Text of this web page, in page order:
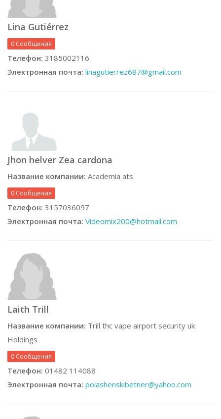
Lina Gutiérrez
0 Сообщения
Телефон: 3185002116
Электронная почта: linagutierrez687@gmail.com
Jhon helver Zea cardona
Название компании: Academia ats
0 Сообщения
Телефон: 3157036097
Электронная почта: Videomix200@hotmail.com
Laith Trill
Название компании: Trill thc vape airport security uk
Holdings
0 Сообщения
Телефон: 01482 114088
Электронная почта: polashenskibetner@yahoo.com